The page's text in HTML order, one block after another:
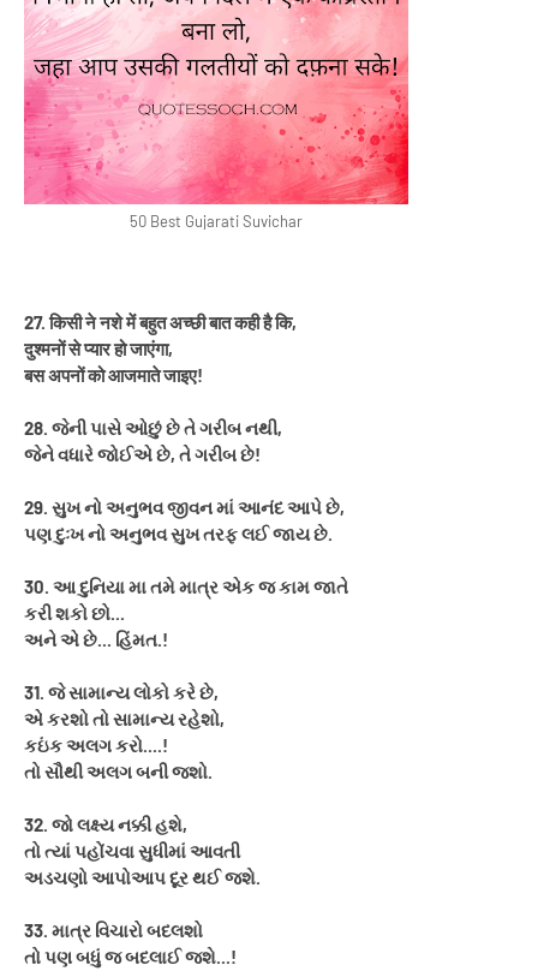
50 Best Gujarati Suvichar
27. किसी ने नशे में बहुत अच्छी बात कही है कि,
दुश्मनों से प्यार हो जाएंगा,
बस अपनों को आजमाते जाइए!
28. જેની પાસે ઓછું છે તે ગરીબ નથી,
જેને વધારે જોઈએ છે, તે ગરીબ છે!
29. સુખ નો અનુભવ જીવન માં આનંદ આપે છે,
પણ દુઃખ નો અનુભવ સુખ તરફ લઈ જાય છે.
30. આ દુનિયા મા તમે માત્ર એક જ કામ જાતે
કરી શકો છો...
અને એ છે... હિંમત.!
31. જે સામાન્ય લોકો કરે છે,
એ કરશો તો સામાન્ય રહેશો,
કઇંક અલગ કરો....!
તો સૌથી અલગ બની જશો.
32. જો લક્ષ્ય નક્કી હશે,
તો ત્યાં પહોંચવા સુધીમાં આવતી
અડચણો આપોઆપ દૂર થઈ જશે.
33. માત્ર વિચારો બદલશો
તો પણ બધું જ બદલાઈ જશે...!